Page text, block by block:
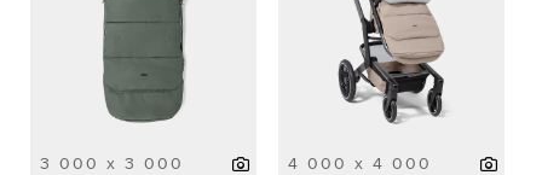
3 000 x 3 000 4 000 x 4 000